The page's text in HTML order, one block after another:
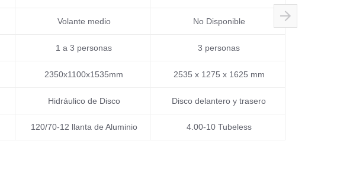
Volante medio
1 a 3 personas
2350x1100x1535mm
Hidráulico de Disco
120/70-12 llanta de Aluminio
No Disponible
3 personas
2535 x 1275 x 1625 mm
Disco delantero y trasero
4.00-10 Tubeless